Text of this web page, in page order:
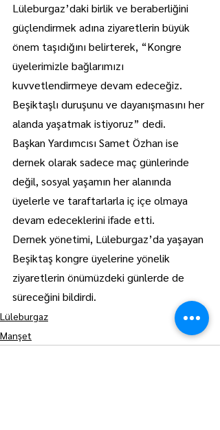
Lüleburgaz’daki birlik ve beraberliğini
güçlendirmek adına ziyaretlerin büyük
önem taşıdığını belirterek, “Kongre
üyelerimizle bağlarımızı
kuvvetlendirmeye devam edeceğiz.
Beşiktaşlı duruşunu ve dayanışmasını her
alanda yaşatmak istiyoruz” dedi.
Başkan Yardımcısı Samet Özhan ise
dernek olarak sadece maç günlerinde
değil, sosyal yaşamın her alanında
üyelerle ve taraftarlarla iç içe olmaya
devam edeceklerini ifade etti.
Dernek yönetimi, Lüleburgaz’da yaşayan
Beşiktaş kongre üyelerine yönelik
ziyaretlerin önümüzdeki günlerde de
süreceğini bildirdi.
Lüleburgaz
Manşet